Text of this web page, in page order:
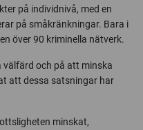
på individnivå, med en
på småkränkningar. Bara i
över 90 kriminella nätverk.
välfärd och på att minska
att dessa satsningar har
minskat,